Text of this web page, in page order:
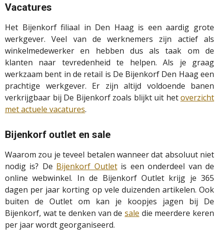
Vacatures
Het Bijenkorf filiaal in Den Haag is een aardig grote
werkgever. Veel van de werknemers zijn actief als
winkelmedewerker en hebben dus als taak om de
klanten naar tevredenheid te helpen. Als je graag
werkzaam bent in de retail is De Bijenkorf Den Haag een
prachtige werkgever. Er zijn altijd voldoende banen
verkrijgbaar bij De Bijenkorf zoals blijkt uit hetoverzicht
met actuele vacatures.
Bijenkorf outlet en sale
Waarom zou je teveel betalen wanneer dat absoluut niet
nodig is? De Bijenkorf Outletis een onderdeel van de
online webwinkel. In de Bijenkorf Outlet krijg je 365
dagen per jaar korting op vele duizenden artikelen. Ook
buiten de Outlet om kan je koopjes jagen bij De
Bijenkorf, wat te denken van de sale die meerdere keren
per jaar wordt georganiseerd.